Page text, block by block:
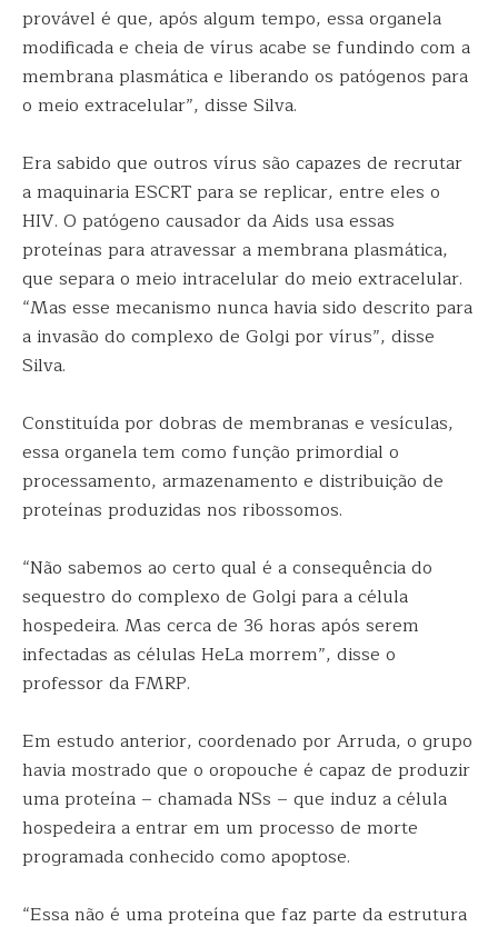
provável é que, após algum tempo, essa organela
modificada e cheia de vírus acabe se fundindo com a
membrana plasmática e liberando os patógenos para
o meio extracelular”, disse Silva.
Era sabido que outros vírus são capazes de recrutar
a maquinaria ESCRT para se replicar, entre eles o
HIV. O patógeno causador da Aids usa essas
proteínas para atravessar a membrana plasmática,
que separa o meio intracelular do meio extracelular.
“Mas esse mecanismo nunca havia sido descrito para
a invasão do complexo de Golgi por vírus”, disse
Silva.
Constituída por dobras de membranas e vesículas,
essa organela tem como função primordial o
processamento, armazenamento e distribuição de
proteínas produzidas nos ribossomos.
“Não sabemos ao certo qual é a consequência do
sequestro do complexo de Golgi para a célula
hospedeira. Mas cerca de 36 horas após serem
infectadas as células HeLa morrem”, disse o
professor da FMRP.
Em estudo anterior, coordenado por Arruda, o grupo
havia mostrado que o oropouche é capaz de produzir
uma proteína – chamada NSs – que induz a célula
hospedeira a entrar em um processo de morte
programada conhecido como apoptose.
“Essa não é uma proteína que faz parte da estrutura